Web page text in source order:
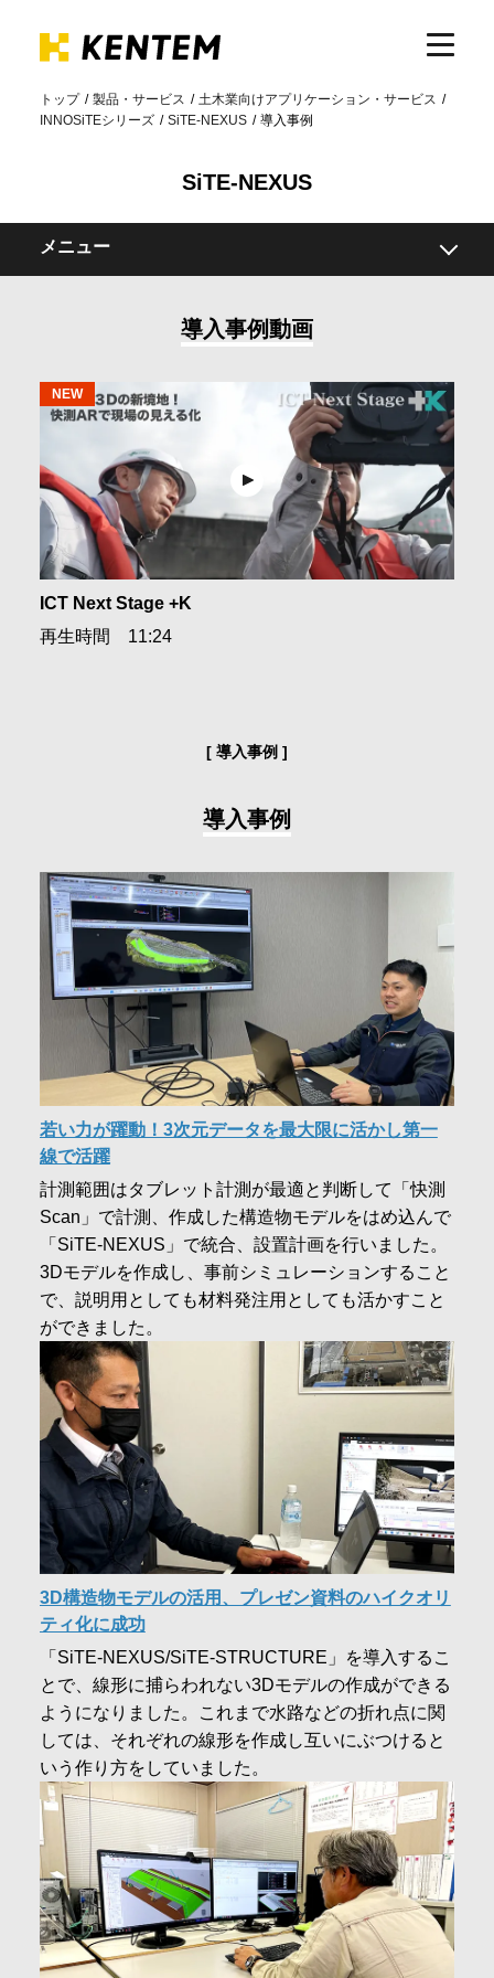
製品・サービス
導入事例
会社情報
採用情報
マイページ
トップ 製品・サービス
土木業向けアプリケーション・サービス
INNOSiTEシリーズ
SiTE-NEXUS 導入事例
SiTE-NEXUS
メニュー
機能
動作環境
無償ビューア
バージョンアップ情報
導入事例動画
ICT Next Stage +K
再生時間 11:24
導入事例
導入事例
若い力が躍動！3次元データを最大限に活かし第一
線で活躍
計測範囲はタブレット計測が最適と判断して「快測
Scan」で計測、作成した構造物モデルをはめ込んで
「SiTE-NEXUS」で統合、設置計画を行いました。
3Dモデルを作成し、事前シミュレーションすること
で、説明用としても材料発注用としても活かすこと
ができました。
3D構造物モデルの活用、プレゼン資料のハイクオリ
ティ化に成功
「SiTE-NEXUS/SiTE-STRUCTURE」を導入するこ
とで、線形に捕らわれない3Dモデルの作成ができる
ようになりました。これまで水路などの折れ点に関
しては、それぞれの線形を作成し互いにぶつけると
いう作り方をしていました。